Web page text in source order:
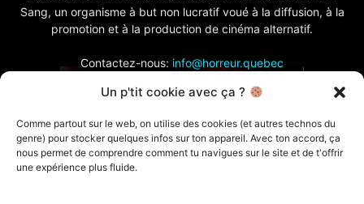
Un p'tit cookie avec ça ?
Comme partout sur le web, on utilise des cookies (et autres technos du
genre) pour stocker quelques infos sur ton appareil. Avec ton accord, ça
nous permet de comprendre comment tu navigues sur le site et de t'offrir
une expérience plus fluide.
Sang, un organisme à but non lucratif voué à la diffusion, à la
promotion et à la production de cinéma alternatif.
Contactez-nous: info@horreur.quebec
SUIVEZ NOUS